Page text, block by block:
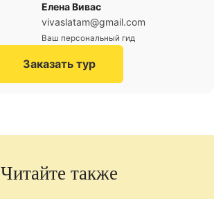
Елена Вивас
vivaslatam@gmail.com
Ваш персональный гид
Заказать тур
Читайте также